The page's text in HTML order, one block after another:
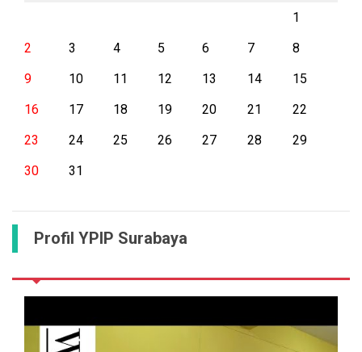
1
2
3 4 5 6 7
8
9
10 11 12 13 14
15
16
17 18 19 20 21
22
23
24 25 26 27 28
29
30
31
Profil YPIP Surabaya